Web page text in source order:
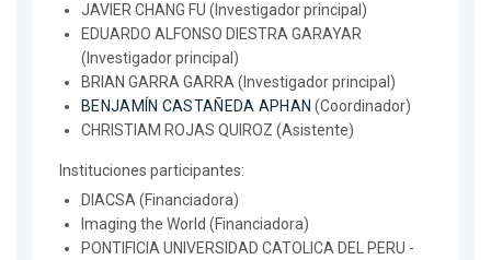
JAVIER CHANG FU (Investigador principal)
EDUARDO ALFONSO DIESTRA GARAYAR
(Investigador principal)
BRIAN GARRA GARRA (Investigador principal)
BENJAMÍN CASTAÑEDA APHAN (Coordinador)
CHRISTIAM ROJAS QUIROZ (Asistente)
Instituciones participantes:
DIACSA (Financiadora)
Imaging the World (Financiadora)
PONTIFICIA UNIVERSIDAD CATOLICA DEL PERU -